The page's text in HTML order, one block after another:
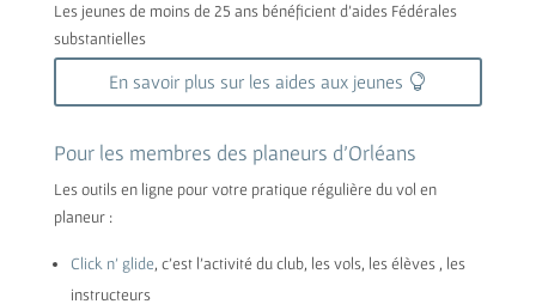
Les jeunes de moins de 25 ans bénéficient d’aides Fédérales
substantielles
En savoir plus sur les aides aux jeunes
Pour les membres des planeurs d’Orléans
Les outils en ligne pour votre pratique régulière du vol en
planeur :
Click n’ glide, c’est l’activité du club, les vols, les élèves , les
instructeurs